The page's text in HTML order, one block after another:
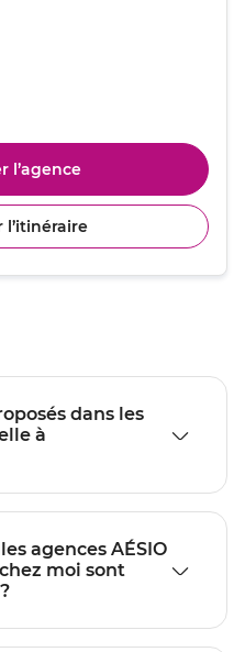
l’agence
numéro
l’itinéraire
dans les
AÉSIO
moi sont
ouvertes aujourd’hui ?